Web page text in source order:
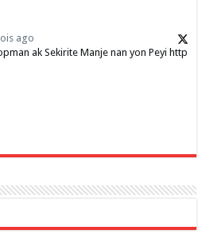
ago
ak Sekirite Manje nan yon Peyi http